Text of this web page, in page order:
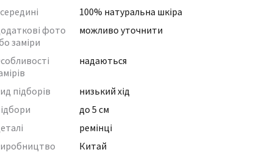
100% натуральна шкіра
фото
заміри
можливо уточнити
надаються
підборів
низький хід
до 5 см
ремінці
Китай